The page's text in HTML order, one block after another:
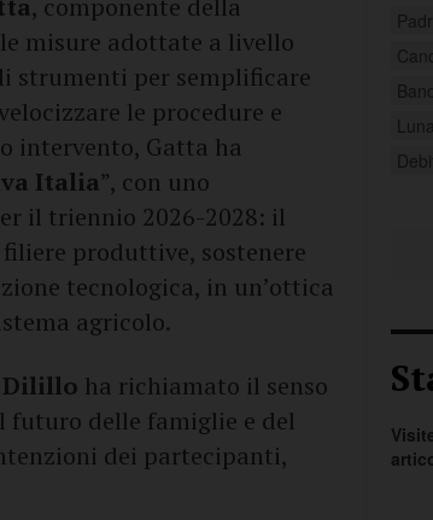
, componente della
misure adottate a livello
strumenti per semplificare
le procedure e
intervento, Gatta ha
Italia”, con uno
il triennio 2026-2028: il
produttive, sostenere
tecnologica, in un’ottica
agricolo.
Dilillo ha richiamato il senso
futuro delle famiglie e del
dei partecipanti,